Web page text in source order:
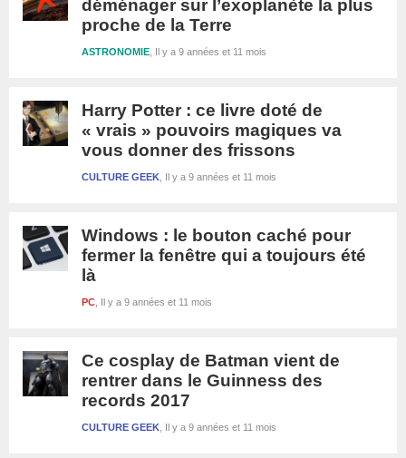
déménager sur l’exoplanète la plus
proche de la Terre
Il y a 9 années et 11 mois
ASTRONOMIE
Harry Potter : ce livre doté de
« vrais » pouvoirs magiques va
vous donner des frissons
Il y a 9 années et 11 mois
CULTURE GEEK
Windows : le bouton caché pour
fermer la fenêtre qui a toujours été
là
Il y a 9 années et 11 mois
PC
Ce cosplay de Batman vient de
rentrer dans le Guinness des
records 2017
Il y a 9 années et 11 mois
CULTURE GEEK